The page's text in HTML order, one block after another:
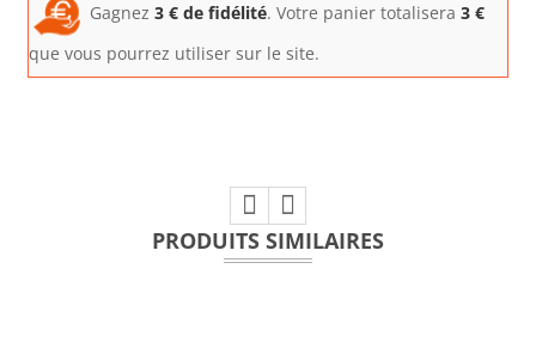
Gagnez 3 € de fidélité. Votre panier totalisera 3 €
que vous pourrez utiliser sur le site.
PRODUITS SIMILAIRES